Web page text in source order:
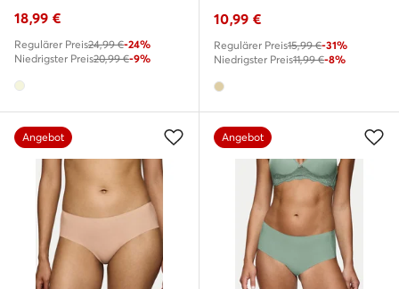
18,99 €
Regulärer Preis24,99 €-24%
Niedrigster Preis20,99 €-9%
10,99 €
Regulärer Preis15,99 €-31%
Niedrigster Preis11,99 €-8%
Angebot Angebot